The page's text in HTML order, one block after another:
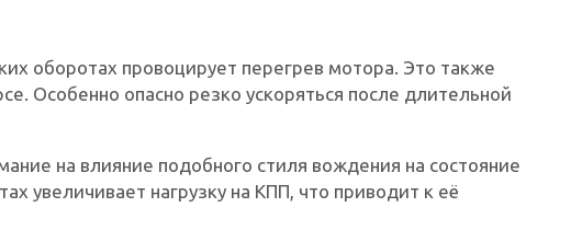
оборотах провоцирует перегрев мотора. Это также
Особенно опасно резко ускоряться после длительной
на влияние подобного стиля вождения на состояние
увеличивает нагрузку на КПП, что приводит к её